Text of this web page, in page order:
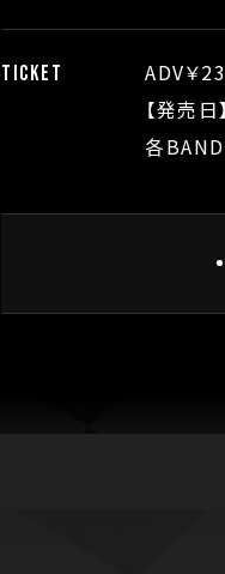
TICKET
ADV￥
【発売日】
各